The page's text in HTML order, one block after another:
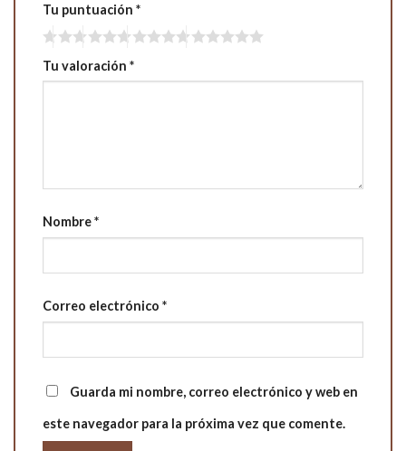
Tu puntuación *
Tu valoración *
Nombre*
Correo electrónico *
Guarda mi nombre, correo electrónico y web en
este navegador para la próxima vez que comente.